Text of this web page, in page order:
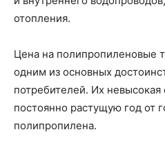
отопления.
Цена на полипропиленовые
одним из основных
потребителей. Их
постоянно растущую год от
полипропилена.